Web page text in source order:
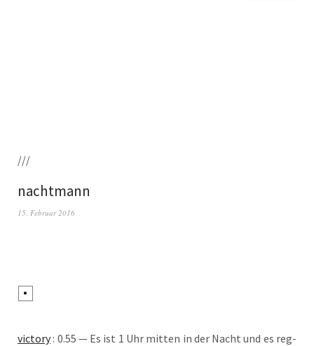
///
nachtmann
15. Februar 2016
vic­to­ry: 0.55 — Es ist 1 Uhr mit­ten in der Nacht und es reg­